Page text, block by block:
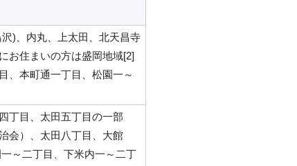
)、内丸、上太田、北天昌寺
お住まいの方は盛岡地域[2]
、本町通一丁目、松園一～
丁目、太田五丁目の一部
会）、太田八丁目、大館
～二丁目、下米内一～二丁